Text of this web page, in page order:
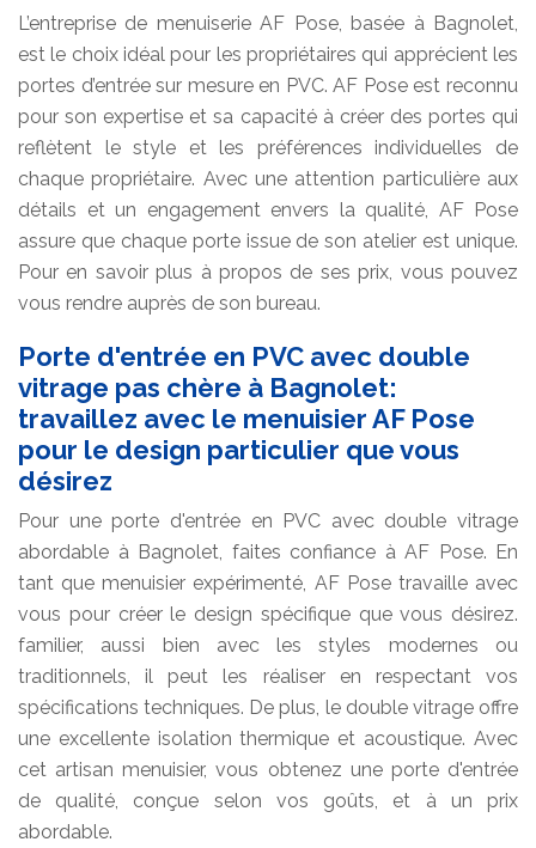
L’entreprise de menuiserie AF Pose, basée à Bagnolet,
est le choix idéal pour les propriétaires qui apprécient les
portes d’entrée sur mesure en PVC. AF Pose est reconnu
pour son expertise et sa capacité à créer des portes qui
reflètent le style et les préférences individuelles de
chaque propriétaire. Avec une attention particulière aux
détails et un engagement envers la qualité, AF Pose
assure que chaque porte issue de son atelier est unique.
Pour en savoir plus à propos de ses prix, vous pouvez
vous rendre auprès de son bureau.
Porte d'entrée en PVC avec double
vitrage pas chère à Bagnolet:
travaillez avec le menuisier AF Pose
pour le design particulier que vous
désirez
Pour une porte d'entrée en PVC avec double vitrage
abordable à Bagnolet, faites confiance à AF Pose. En
tant que menuisier expérimenté, AF Pose travaille avec
vous pour créer le design spécifique que vous désirez.
familier, aussi bien avec les styles modernes ou
traditionnels, il peut les réaliser en respectant vos
spécifications techniques. De plus, le double vitrage offre
une excellente isolation thermique et acoustique. Avec
cet artisan menuisier, vous obtenez une porte d'entrée
de qualité, conçue selon vos goûts, et à un prix
abordable.